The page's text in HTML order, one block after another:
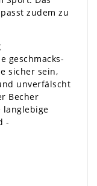
zudem zu
geschmacks-
sicher sein,
unverfälscht
Becher
-